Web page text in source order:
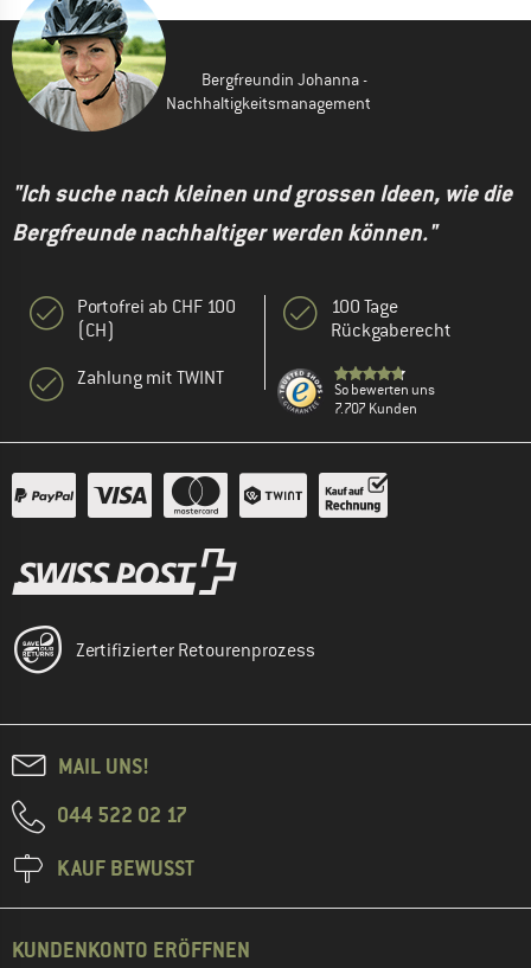
Bergfreundin Johanna -
Nachhaltigkeitsmanagement
"Ich suche nach kleinen und grossen Ideen, wie die
Bergfreunde nachhaltiger werden können."
Portofrei ab CHF 100
(CH)
Zahlung mit TWINT
100 Tage
Rückgaberecht
So bewerten uns
7.707 Kunden
Zertifizierter Retourenprozess
MAIL UNS!
044 522 02 17
KAUF BEWUSST
KUNDENKONTO ERÖFFNEN